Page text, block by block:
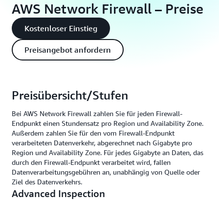
AWS Network Firewall – Preise
Kostenloser Einstieg
Preisangebot anfordern
Preisübersicht/Stufen
Bei AWS Network Firewall zahlen Sie für jeden Firewall-
Endpunkt einen Stundensatz pro Region und Availability Zone.
Außerdem zahlen Sie für den vom Firewall-Endpunkt
verarbeiteten Datenverkehr, abgerechnet nach Gigabyte pro
Region und Availability Zone. Für jedes Gigabyte an Daten, das
durch den Firewall-Endpunkt verarbeitet wird, fallen
Datenverarbeitungsgebühren an, unabhängig von Quelle oder
Ziel des Datenverkehrs.
Advanced Inspection